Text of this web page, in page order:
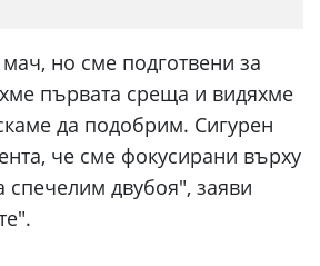
но сме подготвени за
първата среща и видяхме
да подобрим. Сигурен
че сме фокусирани върху
двубоя", заяви